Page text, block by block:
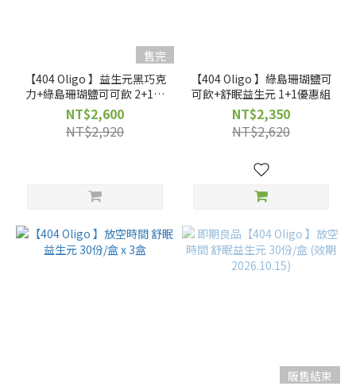
售完
【404 Oligo 】益生元黑巧克
力+綠島珊瑚鹽可可飲 2+1優
惠組
NT$2,600
NT$2,920
【404 Oligo 】綠島珊瑚鹽可
可飲+舒眠益生元 1+1優惠組
NT$2,350
NT$2,620
販售結束